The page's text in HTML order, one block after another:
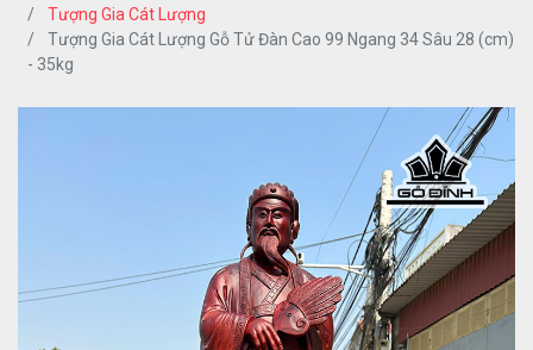
Tượng Gia Cát Lượng
Tượng Gia Cát Lượng Gỗ Tử Đàn Cao 99 Ngang 34 Sâu 28 (cm)
- 35kg